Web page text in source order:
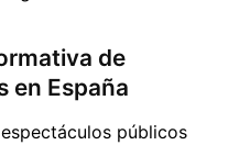
de
en España
públicos